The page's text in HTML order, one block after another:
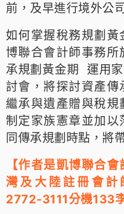
前，及早進行境外公
如何掌握稅務規劃黃
博聯合會計師事務所
承規劃黃金期
運用
討會，將探討資產傳
繼承與遺產贈與稅規
制定家族憲章並加以
同傳承規劃時點，將
【作者是凱博聯合
灣及大陸註冊會計
2772-3111分機133李